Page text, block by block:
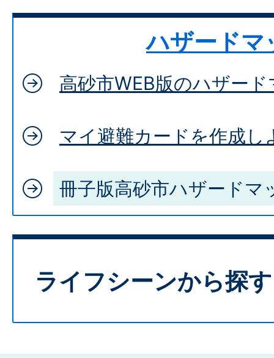
ハザードマ
高砂市WEB版のハザー
マイ避難カードを作成し
冊子版高砂市ハザードマ
ライフシーンから探す